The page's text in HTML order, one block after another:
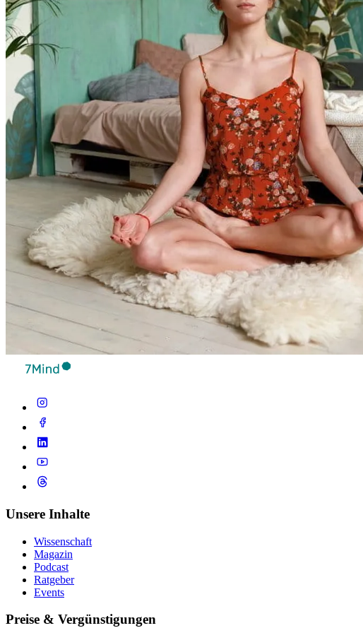
Unsere Inhalte
Wissenschaft
Magazin
Podcast
Ratgeber
Events
Preise & Vergünstigungen